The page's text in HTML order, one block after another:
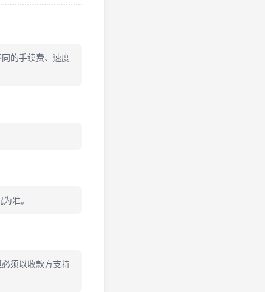
的手续费、速度
准。
须以收款方支持